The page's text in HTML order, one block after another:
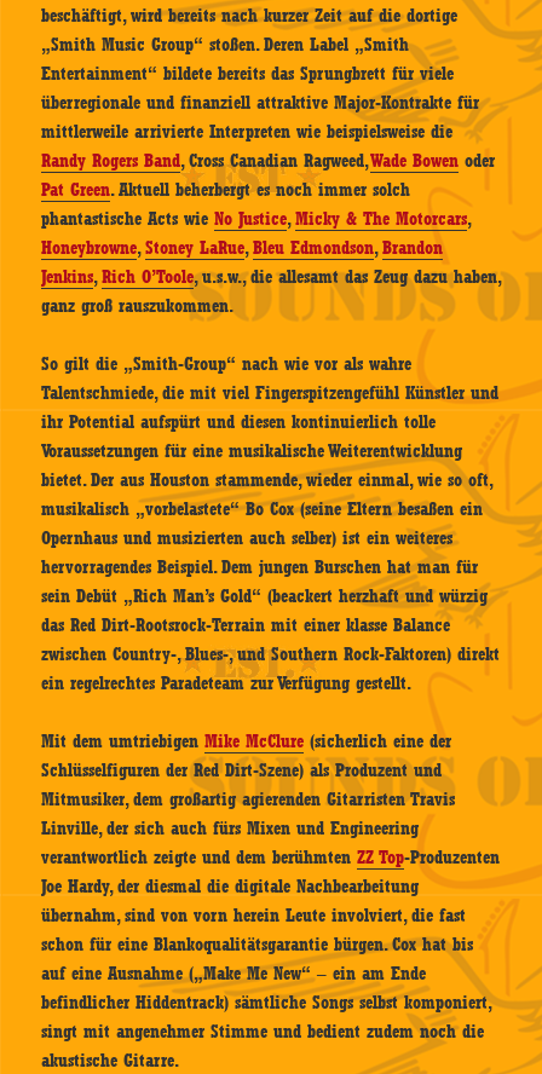
beschäftigt, wird bereits nach kurzer Zeit auf die dortige
„Smith Music Group“ stoßen. Deren Label „Smith
Entertainment“ bildete bereits das Sprungbrett für viele
überregionale und finanziell attraktive Major-Kontrakte für
mittlerweile arrivierte Interpreten wie beispielsweise die
Randy Rogers Band, Cross Canadian Ragweed,Wade Bowen oder
Pat Green. Aktuell beherbergt es noch immer solch
phantastische Acts wieNo Justice,Micky & The Motorcars,
Honeybrowne,Stoney LaRue,Bleu Edmondson,Brandon
Jenkins,Rich O’Toole, u.s.w., die allesamt das Zeug dazu haben,
ganz groß rauszukommen.
So gilt die „Smith-Group“ nach wie vor als wahre
Talentschmiede, die mit viel Fingerspitzengefühl Künstler und
ihr Potential aufspürt und diesen kontinuierlich tolle
Voraussetzungen für eine musikalische Weiterentwicklung
bietet. Der aus Houston stammende, wieder einmal, wie so oft,
musikalisch „vorbelastete“ Bo Cox (seine Eltern besaßen ein
Opernhaus und musizierten auch selber) ist ein weiteres
hervorragendes Beispiel. Dem jungen Burschen hat man für
sein Debüt „Rich Man’s Gold“ (beackert herzhaft und würzig
das Red Dirt-Rootsrock-Terrain mit einer klasse Balance
zwischen Country-, Blues-, und Southern Rock-Faktoren) direkt
ein regelrechtes Paradeteam zur Verfügung gestellt.
Mit dem umtriebigenMike McClure (sicherlich eine der
Schlüsselfiguren der Red Dirt-Szene) als Produzent und
Mitmusiker, dem großartig agierenden Gitarristen Travis
Linville, der sich auch fürs Mixen und Engineering
verantwortlich zeigte und dem berühmtenZZ Top-Produzenten
Joe Hardy, der diesmal die digitale Nachbearbeitung
übernahm, sind von vorn herein Leute involviert, die fast
schon für eine Blankoqualitätsgarantie bürgen. Cox hat bis
auf eine Ausnahme („Make Me New“ – ein am Ende
befindlicher Hiddentrack) sämtliche Songs selbst komponiert,
singt mit angenehmer Stimme und bedient zudem noch die
akustische Gitarre.